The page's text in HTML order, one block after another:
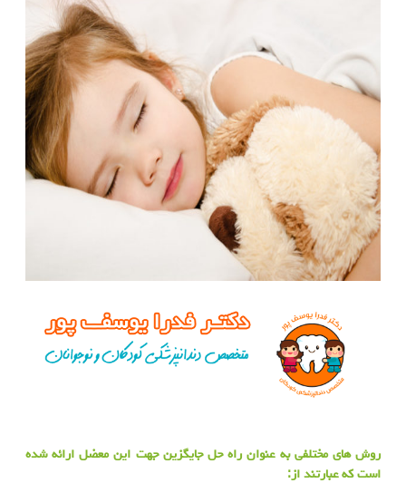
روش های مختلفی به عنوان راه حل جایگزین جهت این معضل ارائه شده
است که عبارتند از: